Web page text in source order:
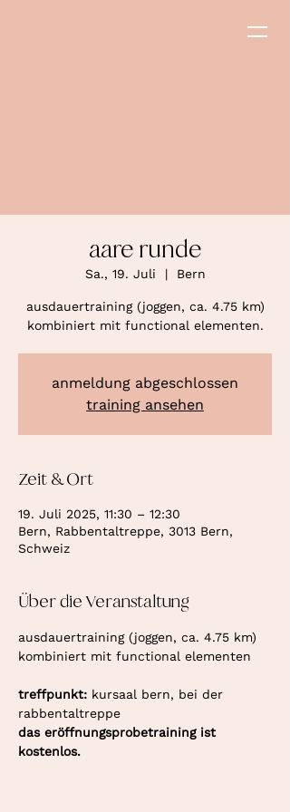
aare runde
Sa., 19. Juli
  |
Bern
ausdauertraining (joggen, ca. 4.75 km)
kombiniert mit functional elementen.
anmeldung abgeschlossen
training ansehen
Zeit & Ort
19. Juli 2025, 11:30 – 12:30
Bern, Rabbentaltreppe, 3013 Bern,
Schweiz
Über die Veranstaltung
ausdauertraining (joggen, ca. 4.75 km)
kombiniert mit functional elementen
treffpunkt: kursaal bern, bei der
rabbentaltreppe
das eröffnungsprobetraining ist
kostenlos.